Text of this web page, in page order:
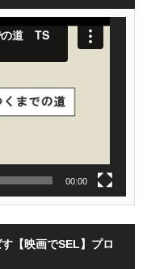
00:00
【映画でSEL】プロ